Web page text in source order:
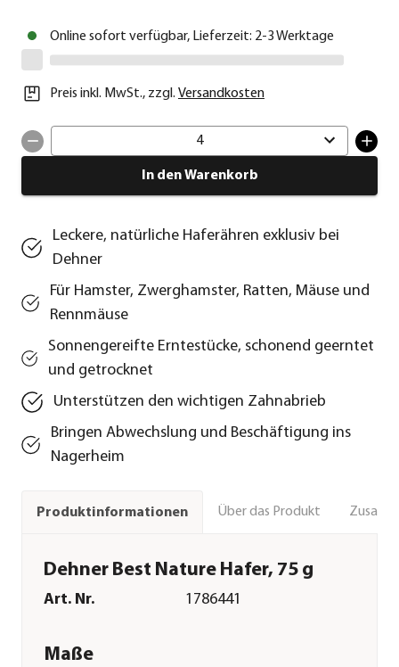
Online sofort verfügbar, Lieferzeit: 2-3 Werktage
Preis inkl. MwSt., zzgl. Versandkosten
4
In den Warenkorb
Leckere, natürliche Haferähren exklusiv bei
Dehner
Für Hamster, Zwerghamster, Ratten, Mäuse und
Rennmäuse
Sonnengereifte Erntestücke, schonend geerntet
und getrocknet
Unterstützen den wichtigen Zahnabrieb
Bringen Abwechslung und Beschäftigung ins
Nagerheim
Produktinformationen Über das Produkt
Dehner Best Nature Hafer, 75 g
Art. Nr. 1786441
Maße